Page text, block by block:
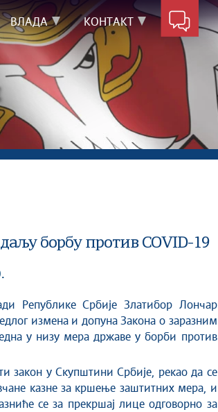
ВЛАДА КОНТАКТ
борбу против COVID-19
измена и допуна Закона о заразним
у низу мера државе у борби против
закон у Скупштини Србије, рекао да се
казне за кршење заштитних мера, и
се за прекршај лице одговорно за